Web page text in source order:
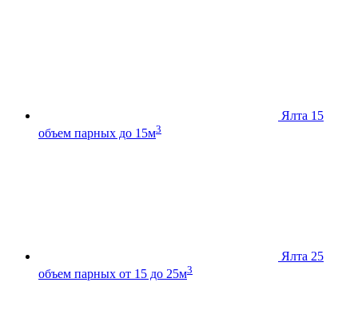
Ялта 15
объем парных до 15м3
Ялта 25
объем парных от 15 до 25м3